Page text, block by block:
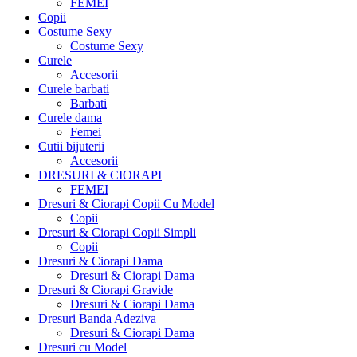
FEMEI
Copii
Costume Sexy
Costume Sexy
Curele
Accesorii
Curele barbati
Barbati
Curele dama
Femei
Cutii bijuterii
Accesorii
DRESURI & CIORAPI
FEMEI
Dresuri & Ciorapi Copii Cu Model
Copii
Dresuri & Ciorapi Copii Simpli
Copii
Dresuri & Ciorapi Dama
Dresuri & Ciorapi Dama
Dresuri & Ciorapi Gravide
Dresuri & Ciorapi Dama
Dresuri Banda Adeziva
Dresuri & Ciorapi Dama
Dresuri cu Model